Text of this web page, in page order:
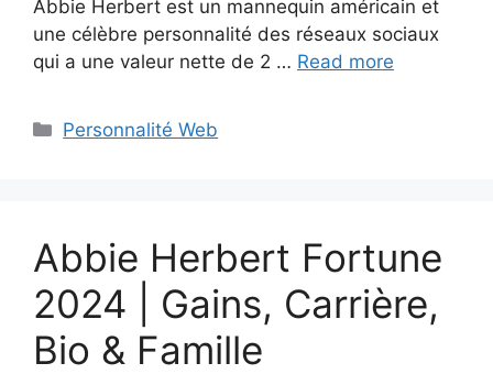
Abbie Herbert est un mannequin américain et
une célèbre personnalité des réseaux sociaux
qui a une valeur nette de 2 … Read more
Categories
Personnalité Web
Abbie Herbert Fortune
2024 | Gains, Carrière,
Bio & Famille